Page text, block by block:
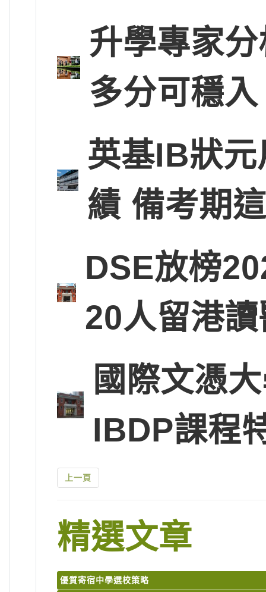
升學專家
多分可穩
英基IB狀
績 備考期
DSE放榜
20人留港
國際文憑
IBDP課程
上一頁
精選文章
優質寄宿中學選校策略